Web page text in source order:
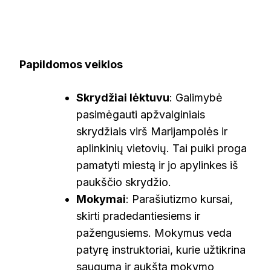
Papildomos veiklos
Skrydžiai lėktuvu: Galimybė
pasimėgauti apžvalginiais
skrydžiais virš Marijampolės ir
aplinkinių vietovių. Tai puiki proga
pamatyti miestą ir jo apylinkes iš
paukščio skrydžio.
Mokymai: Parašiutizmo kursai,
skirti pradedantiesiems ir
pažengusiems. Mokymus veda
patyrę instruktoriai, kurie užtikrina
saugumą ir aukštą mokymo